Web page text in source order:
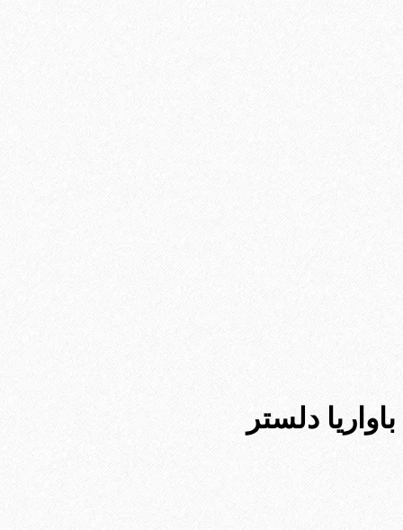
باواریا دلستر